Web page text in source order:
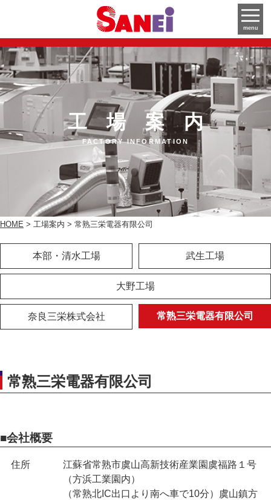
menu
工場案内
FACTORY INFORMATION
HOME 工場案内 常熟三栄電器有限公司
本部・清水工場 武生工場
大野工場
奈良三栄株式会社 常熟三栄電器有限公司
常熟三栄電器有限公司
会社概要
住所
江蘇省常熟市虞山高新技術産業園虞福路１号
（方浜工業園内）
（常熟北IC出口より南へ車で10分）虞山鎮方